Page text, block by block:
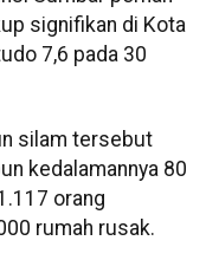
signifikan di Kota
7,6 pada 30
silam tersebut
kedalamannya 80
orang
rumah rusak.